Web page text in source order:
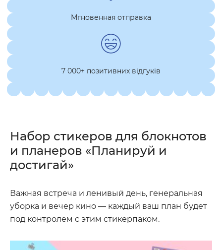
Мгновенная отправка
7 000+ позитивних відгуків
Набор стикеров для блокнотов
и планеров «Планируй и
достигай»
Важная встреча и ленивый день, генеральная
уборка и вечер кино — каждый ваш план будет
под контролем с этим стикерпаком.